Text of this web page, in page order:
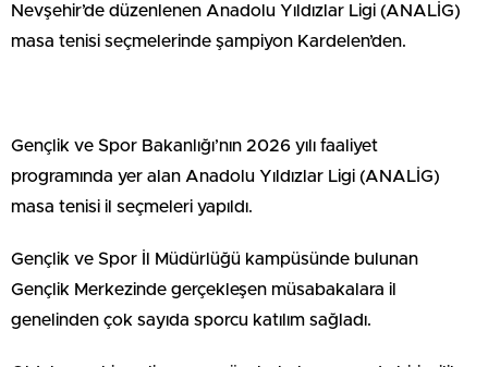
Nevşehir’de düzenlenen Anadolu Yıldızlar Ligi (ANALİG)
masa tenisi seçmelerinde şampiyon Kardelen’den.
Gençlik ve Spor Bakanlığı’nın 2026 yılı faaliyet
programında yer alan Anadolu Yıldızlar Ligi (ANALİG)
masa tenisi il seçmeleri yapıldı.
Gençlik ve Spor İl Müdürlüğü kampüsünde bulunan
Gençlik Merkezinde gerçekleşen müsabakalara il
genelinden çok sayıda sporcu katılım sağladı.